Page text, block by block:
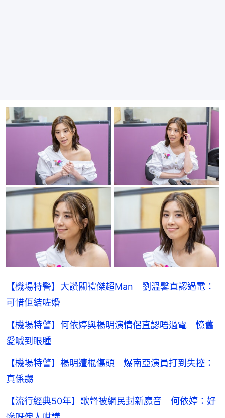
【機場特警】大讚關禮傑超Man 劉溫馨直認過電：
可惜佢結咗婚
【機場特警】何依婷與楊明演情侶直認唔過電 憶舊
愛喊到眼腫
【機場特警】楊明遭棍傷頭 爆南亞演員打到失控：
真係嬲
【流行經典50年】歌聲被網民封新魔音 何依婷：好